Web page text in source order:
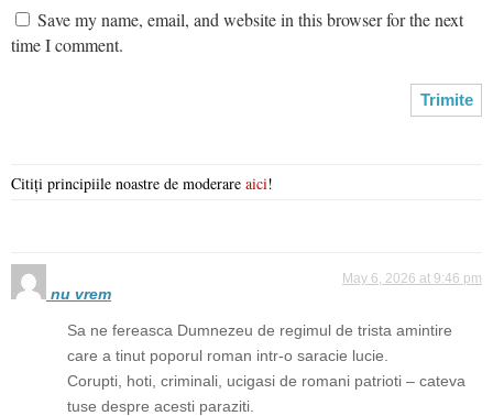
Save my name, email, and website in this browser for the next
time I comment.
Citiți principiile noastre de moderare aici!
nu vrem
May 6, 2026 at 9:46 pm
Sa ne fereasca Dumnezeu de regimul de trista amintire
care a tinut poporul roman intr-o saracie lucie.
Corupti, hoti, criminali, ucigasi de romani patrioti – cateva
tuse despre acesti paraziti.